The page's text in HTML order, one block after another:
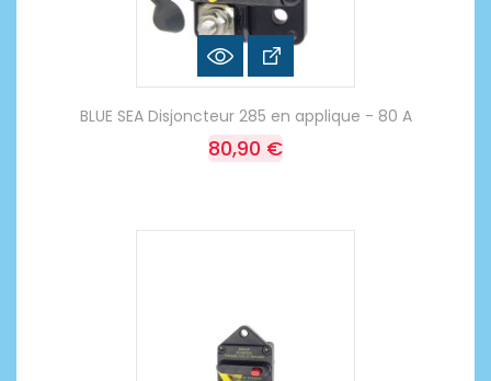
BLUE SEA Disjoncteur 285 en applique - 80 A
80,90 €